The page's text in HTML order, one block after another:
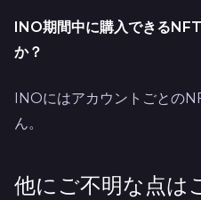
INO期間中に購入できる
か？
INOにはアカウントごとの
ん。
他にご不明な点は